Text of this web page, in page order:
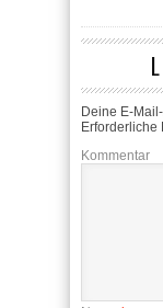
Deine E-
Erforderliche
Kommentar